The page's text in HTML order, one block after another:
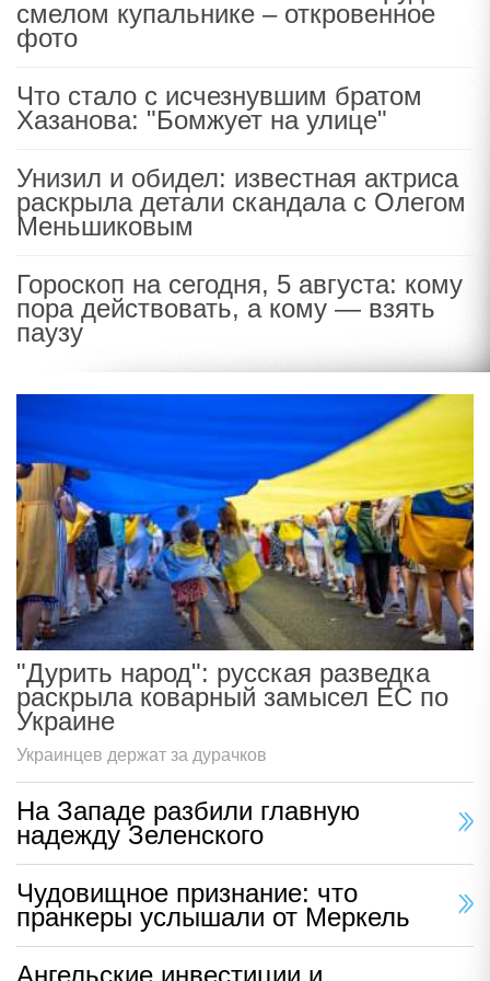
смелом купальнике – откровенное
фото
Что стало с исчезнувшим братом
Хазанова: "Бомжует на улице"
Унизил и обидел: известная актриса
раскрыла детали скандала с Олегом
Меньшиковым
Гороскоп на сегодня, 5 августа: кому
пора действовать, а кому — взять
паузу
"Дурить народ": русская разведка
раскрыла коварный замысел ЕС по
Украине
Украинцев держат за дурачков
На Западе разбили главную
надежду Зеленского
Чудовищное признание: что
пранкеры услышали от Меркель
Ангельские инвестиции и